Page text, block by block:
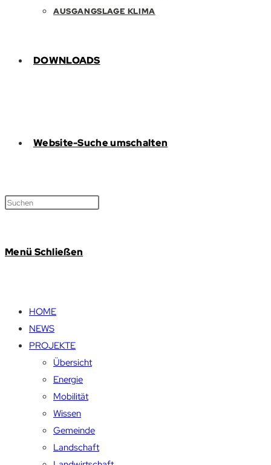
AUSGANGSLAGE KLIMA
DOWNLOADS
Website-Suche umschalten
Menü Schließen
HOME
NEWS
PROJEKTE
Übersicht
Energie
Mobilität
Wissen
Gemeinde
Landschaft